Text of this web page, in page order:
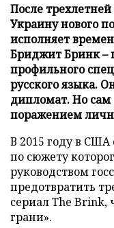
После
Украину нового
исполняет
Бриджит Бринк –
профильного
русского языка.
дипломат. Но сам
поражением
В 2015 году в
по сюжету
руководством
предотвратить
сериал The Brink,
грани».